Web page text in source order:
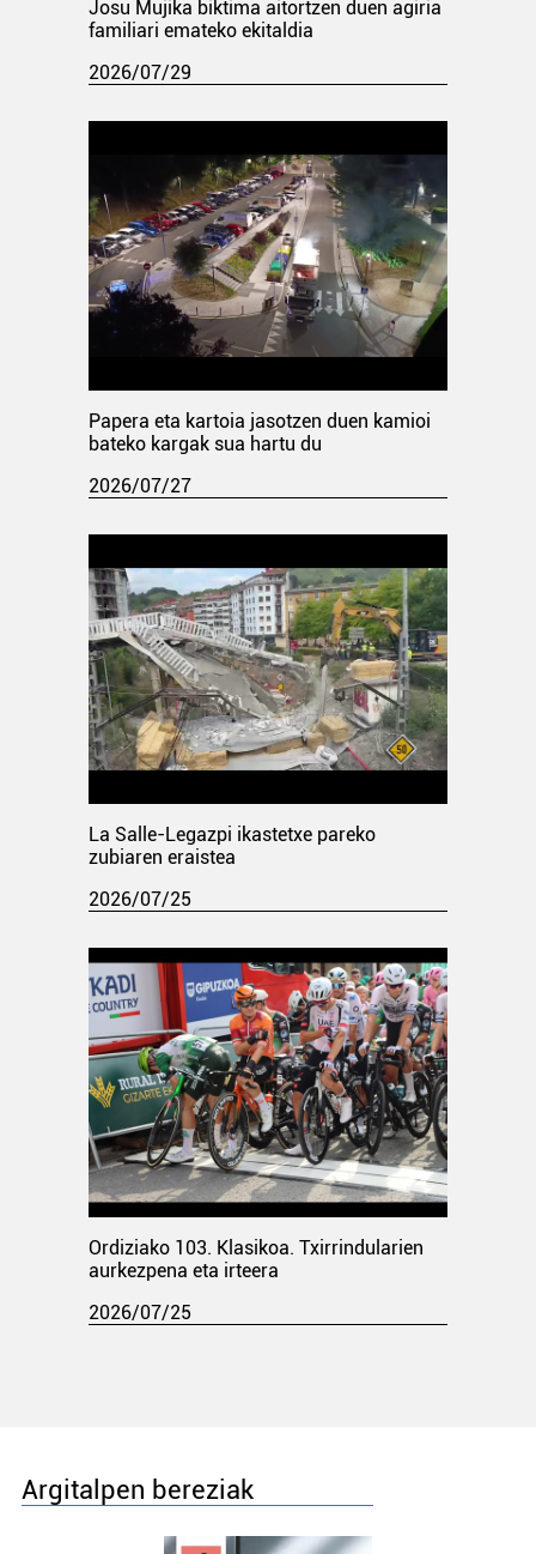
Josu Mujika biktima aitortzen duen agiria
familiari emateko ekitaldia
2026/07/29
Papera eta kartoia jasotzen duen kamioi
bateko kargak sua hartu du
2026/07/27
La Salle-Legazpi ikastetxe pareko
zubiaren eraistea
2026/07/25
Ordiziako 103. Klasikoa. Txirrindularien
aurkezpena eta irteera
2026/07/25
Argitalpen bereziak